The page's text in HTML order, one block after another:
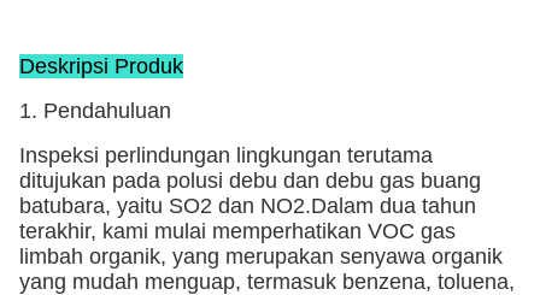
Deskripsi Produk
1. Pendahuluan
Inspeksi perlindungan lingkungan terutama
ditujukan pada polusi debu dan debu gas buang
batubara, yaitu SO2 dan NO2.Dalam dua tahun
terakhir, kami mulai memperhatikan VOC gas
limbah organik, yang merupakan senyawa organik
yang mudah menguap, termasuk benzena, toluena,